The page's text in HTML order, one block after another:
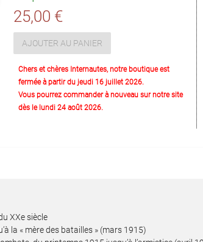
25,00 €
AJOUTER AU PANIER
Chers et chères Internautes, notre boutique est
fermée à partir du jeudi 16 juillet 2026.
Vous pourrez commander à nouveau sur notre site
dès le lundi 24 août 2026.
XXe siècle
la « mère des batailles » (mars 1915)